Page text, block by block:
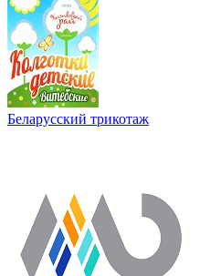
Беларусский трикотаж